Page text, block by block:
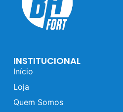
INSTITUCIONAL
Início
Loja
Quem Somos